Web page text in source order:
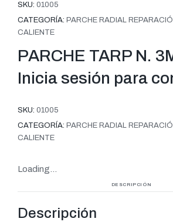
SKU: 01005
CATEGORÍA: PARCHE RADIAL
CALIENTE
PARCHE TARP N.
Inicia sesión para
SKU: 01005
CATEGORÍA: PARCHE RADIAL
CALIENTE
Loading...
DESCRIPCIÓN
Descripción